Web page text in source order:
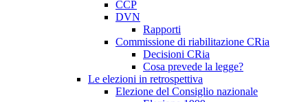
CCP
DVN
Rapporti
Commissione di riabilitazione CRia
Decisioni CRia
Cosa prevede la legge?
Le elezioni in retrospettiva
Elezione del Consiglio nazionale